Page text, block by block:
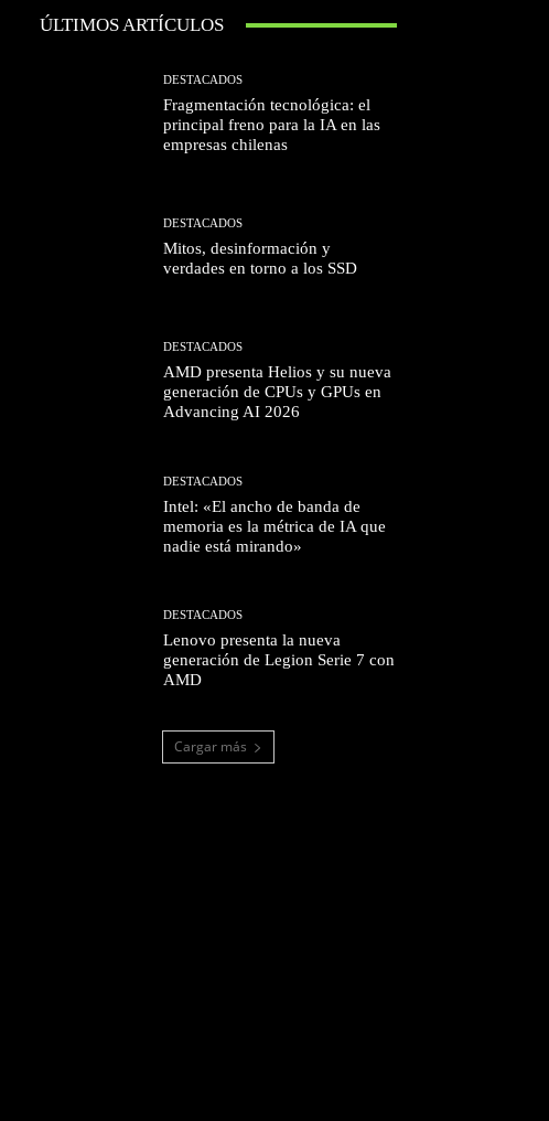
ÚLTIMOS ARTÍCULOS
DESTACADOS
Fragmentación tecnológica: el
principal freno para la IA en las
empresas chilenas
DESTACADOS
Mitos, desinformación y
verdades en torno a los SSD
DESTACADOS
AMD presenta Helios y su nueva
generación de CPUs y GPUs en
Advancing AI 2026
DESTACADOS
Intel: «El ancho de banda de
memoria es la métrica de IA que
nadie está mirando»
DESTACADOS
Lenovo presenta la nueva
generación de Legion Serie 7 con
AMD
Cargar más